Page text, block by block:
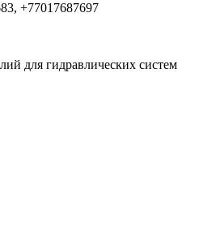
+77017687697
для гидравлических систем